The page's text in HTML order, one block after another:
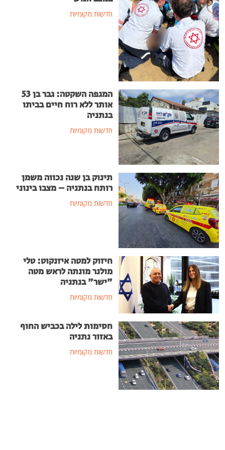
חדשות מקומיות
המגפה השקטה: גבר בן 53
אותר ללא רוח חיים בביתו
בנתניה
חדשות מקומיות
תינוק בן שנה נכווה משמן
רותח בנתניה – מצבו בינוני
חדשות מקומיות
חיזוק למטה איזנקוט: טלי
מולנר מונתה לראש מטה
"ישר" בנתניה
חדשות מקומיות
חסימות לילה בכביש החוף
באזור נתניה
חדשות מקומיות